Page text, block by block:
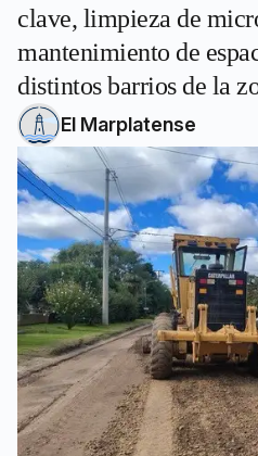
clave, limpieza de
mantenimiento de
distintos barrios de la
El Marplatense